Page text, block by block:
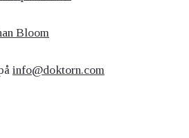
Bloom
info@doktorn.com